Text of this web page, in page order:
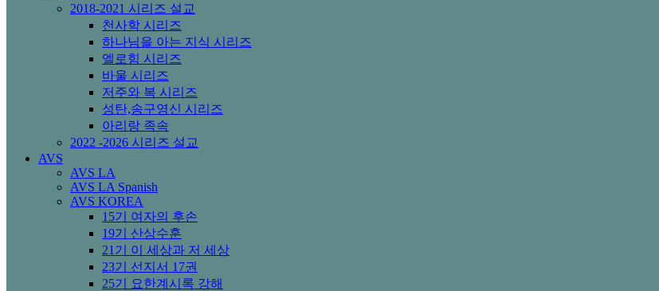
2018-2021 시리즈 설교
천사학 시리즈
하나님을 아는 지식 시리즈
엘로힘 시리즈
바울 시리즈
저주와 복 시리즈
성탄,송구영신 시리즈
아리랑 족속
2022 -2026 시리즈 설교
AVS
AVS LA
AVS LA Spanish
AVS KOREA
15기 여자의 후손
19기 산상수훈
21기 이 세상과 저 세상
23기 선지서 17권
25기 요한계시록 강해